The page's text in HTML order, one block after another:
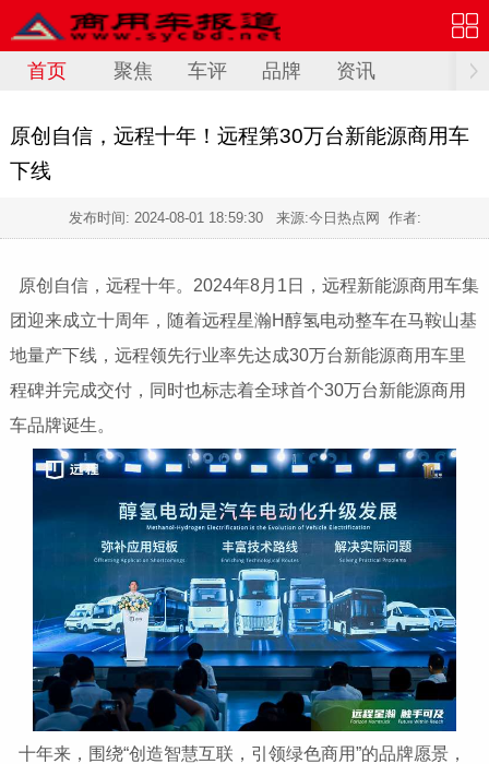
首页 聚焦 车评 品牌 资讯
原创自信，远程十年！远程第30万台新能源商用车
下线
发布时间: 2024-08-01 18:59:30 来源:今日热点网 作者:
原创自信，远程十年。2024年8月1日，远程新能源商用车集
团迎来成立十周年，随着远程星瀚H醇氢电动整车在马鞍山基
地量产下线，远程领先行业率先达成30万台新能源商用车里
程碑并完成交付，同时也标志着全球首个30万台新能源商用
车品牌诞生。
十年来，围绕“创造智慧互联，引领绿色商用”的品牌愿景，